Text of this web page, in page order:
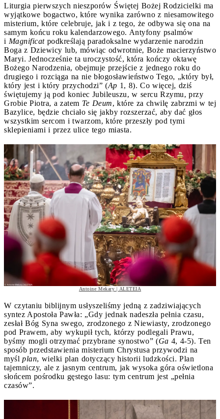
Liturgia pierwszych nieszporów Świętej Bożej Rodzicielki ma
wyjątkowe bogactwo, które wynika zarówno z niesamowitego
misterium, które celebruje, jak i z tego, że odbywa się ona na
samym końcu roku kalendarzowego. Antyfony psalmów
i Magnificatpodkreślają paradoksalne wydarzenie narodzin
Boga z Dziewicy lub, mówiąc odwrotnie, Boże macierzyństwo
Maryi. Jednocześnie ta uroczystość, która kończy oktawę
Bożego Narodzenia, obejmuje przejście z jednego roku do
drugiego i rozciąga na nie błogosławieństwo Tego, „który był,
który jest i który przychodzi” (Ap 1, 8). Co więcej, dziś
świętujemy ją pod koniec Jubileuszu, w sercu Rzymu, przy
Grobie Piotra, a zatem Te Deum, które za chwilę zabrzmi w tej
Bazylice, będzie chciało się jakby rozszerzać, aby dać głos
wszystkim sercom i twarzom, które przeszły pod tymi
sklepieniami i przez ulice tego miasta.
Antoine Mekary | ALETEIA
W czytaniu biblijnym usłyszeliśmy jedną z zadziwiających
syntez Apostoła Pawła: „Gdy jednak nadeszła pełnia czasu,
zesłał Bóg Syna swego, zrodzonego z Niewiasty, zrodzonego
pod Prawem, aby wykupił tych, którzy podlegali Prawu,
byśmy mogli otrzymać przybrane synostwo” (Ga 4, 4-5). Ten
sposób przedstawienia misterium Chrystusa przywodzi na
myśl plan, wielki plan dotyczący historii ludzkości. Plan
tajemniczy, ale z jasnym centrum, jak wysoka góra oświetlona
słońcem pośrodku gęstego lasu: tym centrum jest „pełnia
czasów”.